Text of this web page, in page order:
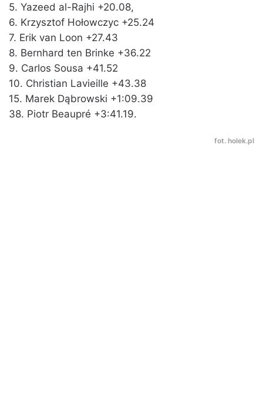
5. Yazeed al-Rajhi +20.08,
6. Krzysztof Hołowczyc +25.24
7. Erik van Loon +27.43
8. Bernhard ten Brinke +36.22
9. Carlos Sousa +41.52
10. Christian Lavieille +43.38
15. Marek Dąbrowski +1:09.39
38. Piotr Beaupré +3:41.19.
fot. holek.pl